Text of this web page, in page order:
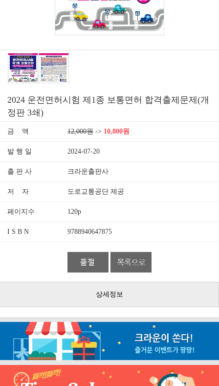
2024 운전면허시험 제1종 보통면허 합격출제문제(개
정판 3쇄)
금 액 12,000원 -> 10,800원
발 행 일 2024-07-20
출 판 사 크라운출판사
저 자 도로교통공단 제공
페이지수 120p
I S B N 9788940647875
상세정보